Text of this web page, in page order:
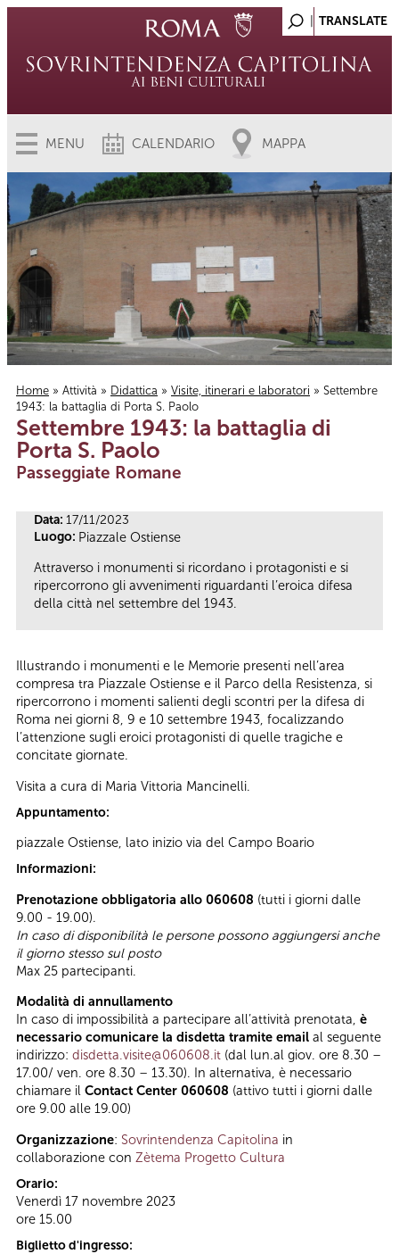
MENU CALENDARIO MAPPA
Tu sei qui
Home » Attività » Didattica » Visite, itinerari e laboratori » Settembre
1943: la battaglia di Porta S. Paolo
Settembre 1943: la battaglia di
Porta S. Paolo
Passeggiate Romane
Data: 17/11/2023
Luogo: Piazzale Ostiense
Attraverso i monumenti si ricordano i protagonisti e si
ripercorrono gli avvenimenti riguardanti l’eroica difesa
della città nel settembre del 1943.
Illustrando i monumenti e le Memorie presenti nell’area
compresa tra Piazzale Ostiense e il Parco della Resistenza, si
ripercorrono i momenti salienti degli scontri per la difesa di
Roma nei giorni 8, 9 e 10 settembre 1943, focalizzando
l’attenzione sugli eroici protagonisti di quelle tragiche e
concitate giornate.
Visita a cura di Maria Vittoria Mancinelli.
Appuntamento:
piazzale Ostiense, lato inizio via del Campo Boario
Informazioni:
Prenotazione obbligatoria allo 060608 (tutti i giorni dalle
9.00 - 19.00).
In caso di disponibilità le persone possono aggiungersi anche
il giorno stesso sul posto
Max 25 partecipanti.
Modalità di annullamento
In caso di impossibilità a partecipare all’attività prenotata, è
necessario comunicare la disdetta tramite email al seguente
indirizzo: disdetta.visite@060608.it (dal lun.al giov. ore 8.30 –
17.00/ ven. ore 8.30 – 13.30). In alternativa, è necessario
chiamare il Contact Center 060608 (attivo tutti i giorni dalle
ore 9.00 alle 19.00)
Organizzazione: Sovrintendenza Capitolina in
collaborazione con Zètema Progetto Cultura
Orario:
Venerdì 17 novembre 2023
ore 15.00
Biglietto d'ingresso: